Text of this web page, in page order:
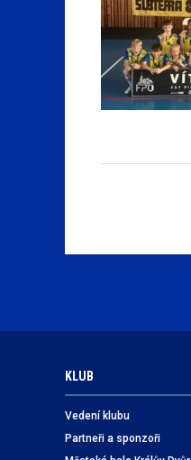
KLUB
Vedení klubu
Partneři a sponzoři